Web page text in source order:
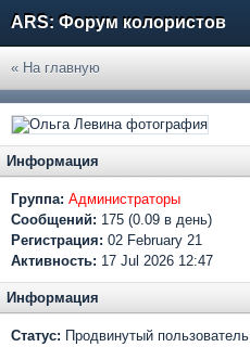
ARS: Форум колористов
« На главную
Информация
Группа: Администраторы
Сообщений: 175 (0.09 в день)
Регистрация: 02 February 21
Активность: 17 Jul 2026 12:47
Информация
Статус: Продвинутый пользователь